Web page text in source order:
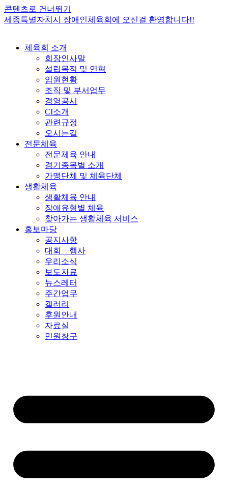
콘텐츠로 건너뛰기
세종특별자치시 장애인체육회에 오신걸 환영합니다!!
체육회 소개
회장인사말
설립목적 및 연혁
임원현황
조직 및 부서업무
경영공시
CI소개
관련규정
오시는길
전문체육
전문체육 안내
경기종목별 소개
가맹단체 및 체육단체
생활체육
생활체육 안내
장애유형별 체육
찾아가는 생활체육 서비스
홍보마당
공지사항
대회ㆍ행사
우리소식
보도자료
뉴스레터
주간업무
갤러리
후원안내
자료실
민원창구